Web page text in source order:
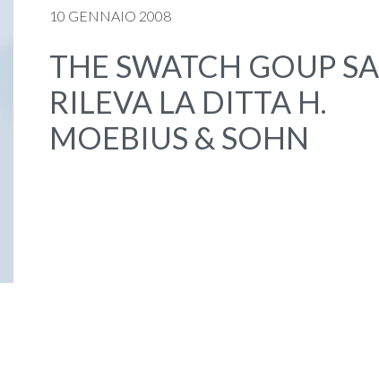
10 GENNAIO 2008
THE SWATCH GOUP SA
RILEVA LA DITTA H.
MOEBIUS & SOHN